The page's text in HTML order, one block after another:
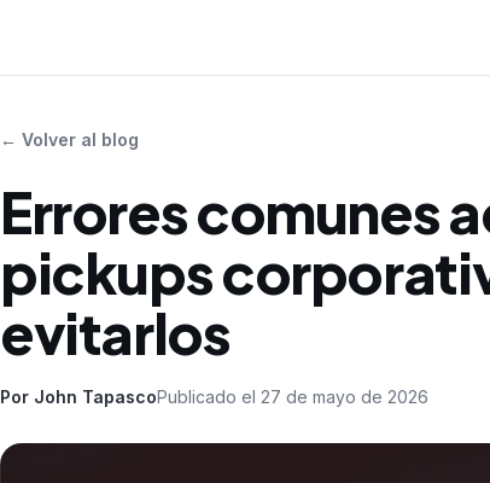
← Volver al blog
Errores comunes
pickups
evitarlos
Por John TapascoPublicado el 27 de mayo de 2026